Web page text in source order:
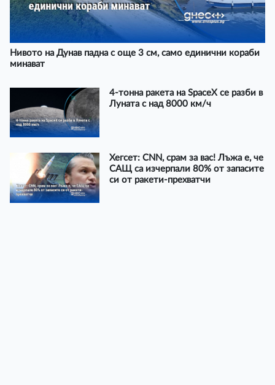
Нивото на Дунав падна с още 3 см, само единични кораби
минават
4-тонна ракета на SpaceX се разби в
Луната с над 8000 км/ч
Хегсет: CNN, срам за вас! Лъжа е, че
САЩ са изчерпали 80% от запасите
си от ракети-прехватчи